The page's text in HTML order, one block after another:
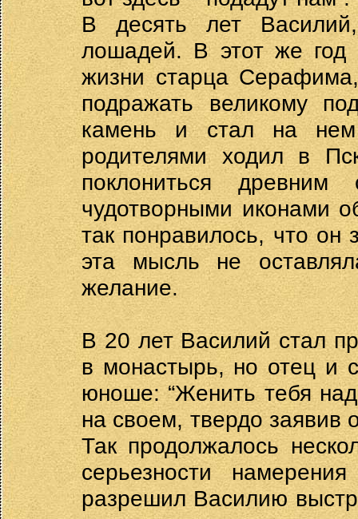
В десять лет
лошадей. В этот же
жизни старца
подражать великому
камень и стал на
родителями ходил в
поклониться
чудотворными иконами
так понравилось, что он
эта мысль не
желание.
В 20 лет Василий стал
в монастырь, но отец и
юноше: “Женить тебя
на своем, твердо заявив
Так продолжалось
серьезности
разрешил Василию